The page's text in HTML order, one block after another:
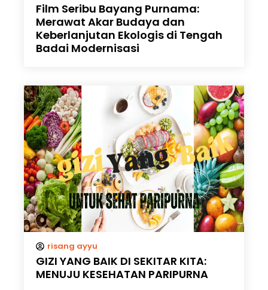
Film Seribu Bayang Purnama:
Merawat Akar Budaya dan
Keberlanjutan Ekologis di Tengah
Badai Modernisasi
risang ayyu
GIZI YANG BAIK DI SEKITAR KITA:
MENUJU KESEHATAN PARIPURNA